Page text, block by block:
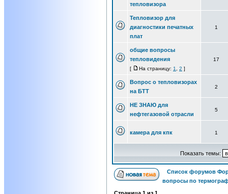
тепловизора
Тепловизор для
диагностики печатных
плат
1
общие вопросы
тепловидения
[ На страницу: 1, 2 ]
17
Вопрос о тепловизорах
на БТТ
2
НЕ ЗНАЮ для
нефтегазовой отрасли
5
камера для кпк 1
Показать темы:
Список форумов
вопросы по